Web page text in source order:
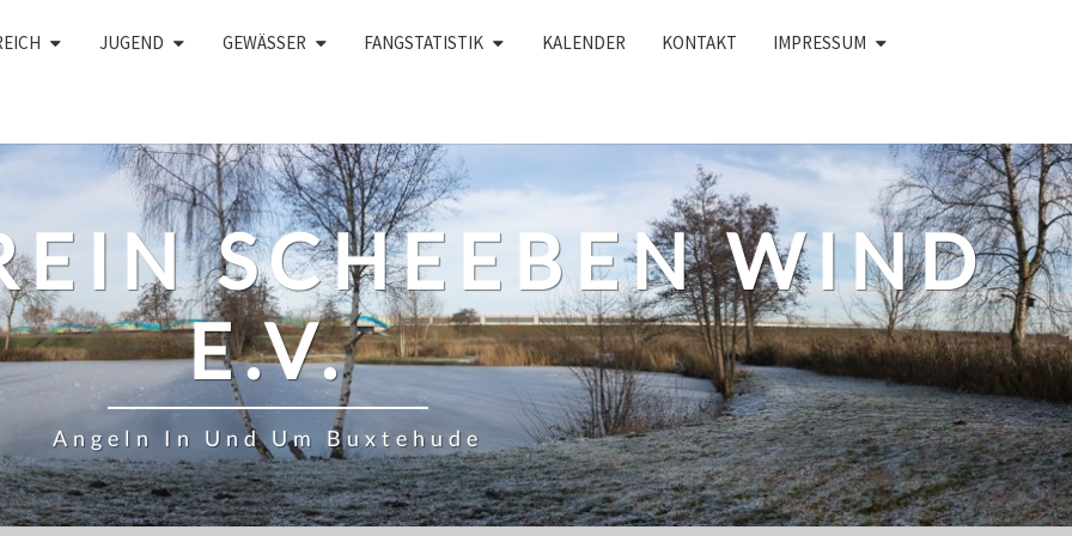
JUGEND GEWÄSSER FANGSTATISTIK KALENDER KONTAKT IMPRESSUM
SCHEEBEN WIND
E.V.
Angeln In Und Um Buxtehude